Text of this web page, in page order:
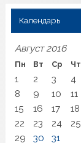
Календарь
Август 2016
Пн Вт Ср Чт
1 2 3 4
8
9 10 11
15
16 17 18
22
23 24 25
29
30 31